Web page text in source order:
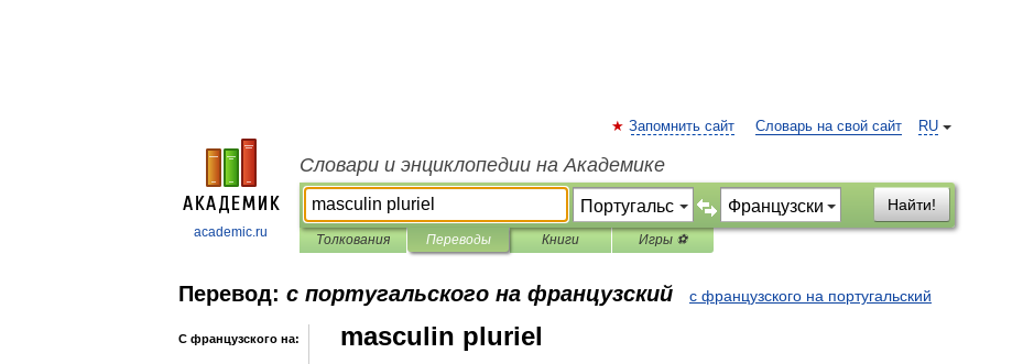
academic.ru
RU
Запомнить сайт Словарь на свой сайт
Словари и энциклопедии на Академике
Найти!
Толкования Переводы Книги Игры ⚽
Перевод: с португальского на французский с французского на португальский
С французского на: masculin pluriel